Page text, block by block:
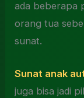
ada beberapa
orang tua
sunat.
Sunat anak
juga bisa jadi